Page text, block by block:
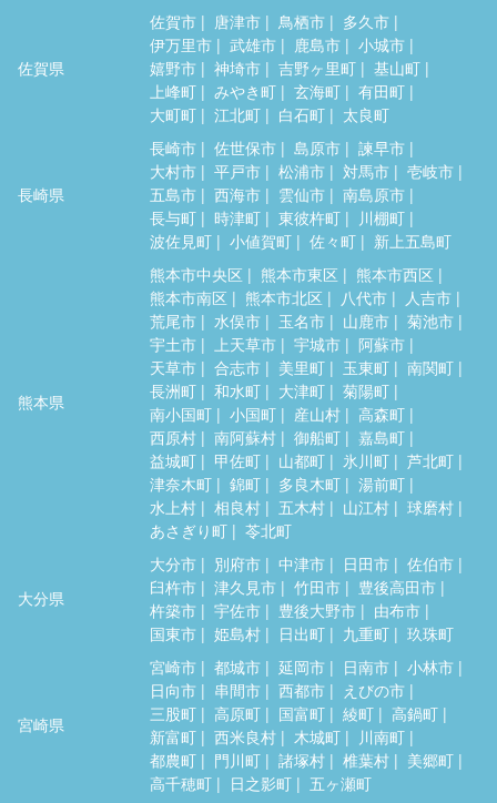
佐賀県
佐賀市 唐津市 鳥栖市
多久市
伊万里市
武雄市 鹿島市
小城市
嬉野市
神埼市 吉野ヶ里町
基山町
上峰町
みやき町 玄海町
有田町
大町町
江北町 白石町 太良町
長崎県
長崎市 佐世保市 島原市
諫早市
大村市
平戸市 松浦市 対馬市
壱岐市
五島市
西海市 雲仙市
南島原市
長与町
時津町 東彼杵町
川棚町
波佐見町
小値賀町 佐々町 新上五島町
熊本県
熊本市中央区 熊本市東区
熊本市西区
熊本市南区
熊本市北区 八代市
人吉市
荒尾市
水俣市 玉名市 山鹿市
菊池市
宇土市
上天草市 宇城市
阿蘇市
天草市
合志市 美里町 玉東町
南関町
長洲町
和水町 大津町
菊陽町
南小国町
小国町 産山村
高森町
西原村
南阿蘇村 御船町
嘉島町
益城町
甲佐町 山都町 氷川町
芦北町
津奈木町
錦町 多良木町
湯前町
水上村
相良村 五木村 山江村
球磨村
あさぎり町
苓北町
大分県
大分市 別府市 中津市 日田市
佐伯市
臼杵市
津久見市 竹田市
豊後高田市
杵築市
宇佐市 豊後大野市
由布市
国東市
姫島村 日出町 九重町 玖珠町
宮崎県
宮崎市 都城市 延岡市 日南市
小林市
日向市
串間市 西都市
えびの市
三股町
高原町 国富町 綾町
高鍋町
新富町
西米良村 木城町
川南町
都農町
門川町 諸塚村 椎葉村
美郷町
高千穂町
日之影町 五ヶ瀬町